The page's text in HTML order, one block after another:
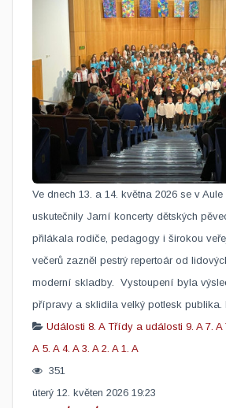
Ve dnech 13. a 14. května 2026 se v
uskutečnily Jarní koncerty dětských
přilákala rodiče, pedagogy i širokou
večerů zazněl pestrý repertoár od
moderní skladby. Vystoupení byla
přípravy a sklidila velký potlesk publika.
Události 8. A Třídy a události 9. A 7. A
A 5. A 4. A 3. A 2. A 1. A
351
úterý 12. květen 2026 19:23